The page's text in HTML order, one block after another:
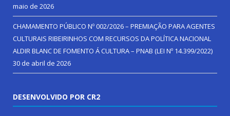
maio de 2026
CHAMAMENTO PÚBLICO Nº 002/2026 – PREMIAÇÃO PARA AGENTES
CULTURAIS RIBEIRINHOS COM RECURSOS DA POLÍTICA NACIONAL
ALDIR BLANC DE FOMENTO Á CULTURA – PNAB (LEI Nº 14.399/2022)
30 de abril de 2026
DESENVOLVIDO POR CR2